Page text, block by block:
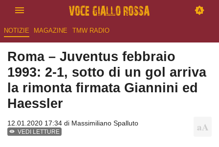
NOTIZIE MAGAZINE TMW RADIO
Roma – Juventus febbraio
1993: 2-1, sotto di un gol arriva
la rimonta firmata Giannini ed
Haessler
12.01.2020 17:34 di Massimiliano Spalluto
VEDI LETTURE